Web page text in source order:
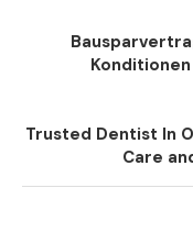
Trusted Dentist In
Care